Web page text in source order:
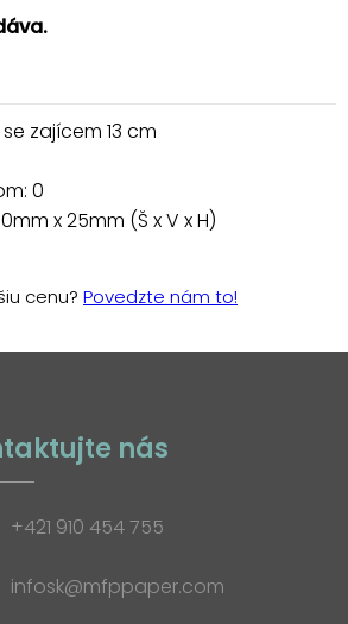
zajícem 13 cm
0
x 25mm (Š x V x H)
cenu? Povedzte nám to!
nás
+421 910 454 755
infosk@mfppaper.com